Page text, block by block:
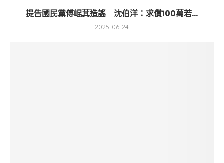
提告國民黨傅崐萁造謠 沈伯洋：求償100萬若...
2025-06-24